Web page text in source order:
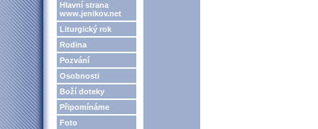
Hlavní strana
www.jenikov.net
Liturgický rok
Rodina
Pozvání
Osobnosti
Boží doteky
Připomínáme
Foto